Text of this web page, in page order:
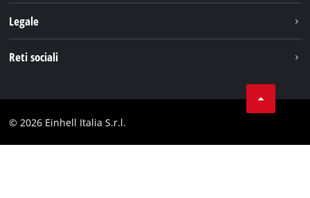
Chi siamo
Einhell prodotti
Legale
Comformità
Reti sociali
Linkedin
© 2026 Einhell Italia S.r.l.